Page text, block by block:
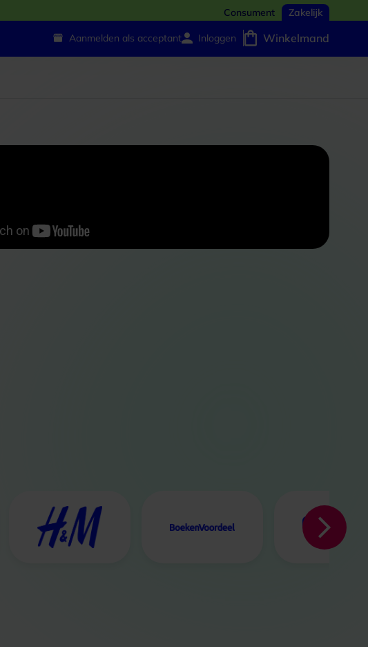
Consument Zakelijk
Aanmelden als acceptant Inloggen Winkelmand